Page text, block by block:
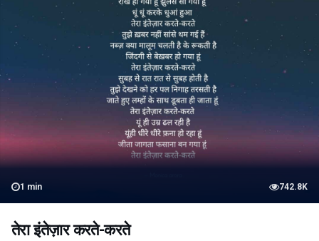
1 min 742.8K
तेरा इंतेज़ार करते-करते